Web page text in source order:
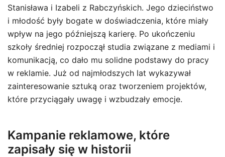
Stanisława i Izabeli z Rabczyńskich. Jego dzieciństwo
i młodość były bogate w doświadczenia, które miały
wpływ na jego późniejszą karierę. Po ukończeniu
szkoły średniej rozpoczął studia związane z mediami i
komunikacją, co dało mu solidne podstawy do pracy
w reklamie. Już od najmłodszych lat wykazywał
zainteresowanie sztuką oraz tworzeniem projektów,
które przyciągały uwagę i wzbudzały emocje.
Kampanie reklamowe, które
zapisały się w historii